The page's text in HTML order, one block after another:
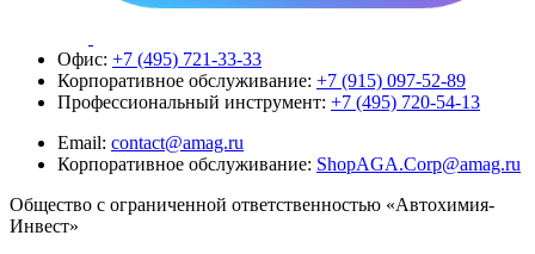
Офис: +7 (495) 721-33-33
Корпоративное обслуживание: +7 (915) 097-52-89
Профессиональный инструмент: +7 (495) 720-54-13
Email: contact@amag.ru
Корпоративное обслуживание: ShopAGA.Corp@amag.ru
Общество с ограниченной ответственностью «Автохимия-
Инвест»